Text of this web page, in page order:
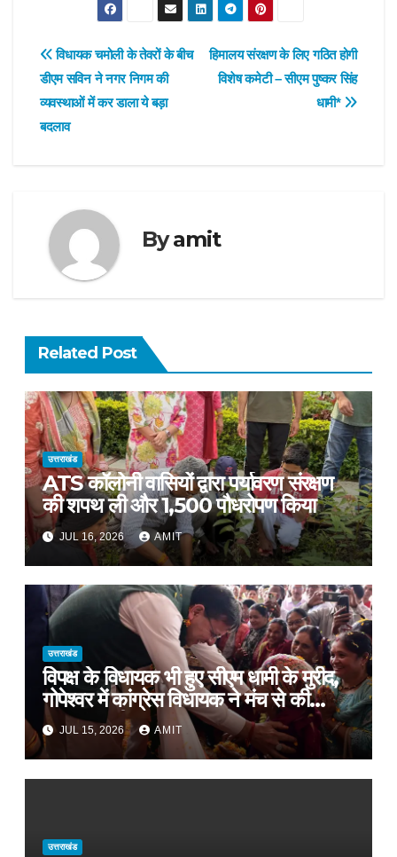
Post
navigation
हिमालय संरक्षण के लिए गठित होगी
विशेष कमेटी – सीएम पुष्कर सिंह
धामी*
विधायक चमोली के तेवरों के बीच
डीएम सविन ने नगर निगम की
व्यवस्थाओं में कर डाला ये बड़ा
बदलाव
Byamit
Related Post
उत्तराखंड
ATS कॉलोनी वासियों द्वारा पर्यावरण संरक्षण
की शपथ ली और 1,500 पौधरोपण किया
JUL 16, 2026 AMIT
उत्तराखंड
विपक्ष के विधायक भी हुए सीएम धामी के मुरीद,
गोपेश्वर में कांग्रेस विधायक ने मंच से की
खुलकर तारीफ*
JUL 15, 2026 AMIT
उत्तराखंड